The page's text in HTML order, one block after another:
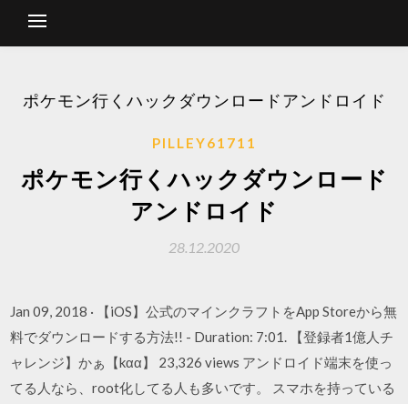
ポケモン行くハックダウンロードアンドロイド
PILLEY61711
ポケモン行くハックダウンロード
アンドロイド
28.12.2020
Jan 09, 2018 · 【iOS】公式のマインクラフトをApp Storeから無
料でダウンロードする方法!! - Duration: 7:01. 【登録者1億人チ
ャレンジ】かぁ【kαα】 23,326 views アンドロイド端末を使っ
てる人なら、root化してる人も多いです。 スマホを持っている